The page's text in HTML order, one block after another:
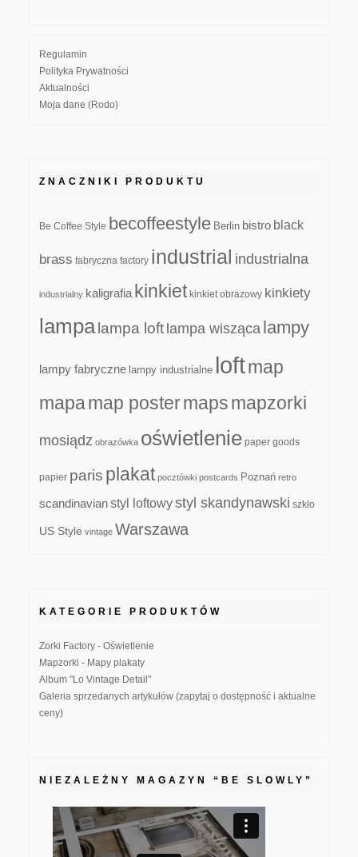
Regulamin
Polityka Prywatności
Aktualności
Moja dane (Rodo)
ZNACZNIKI PRODUKTU
Be Coffee Style becoffeestyle Berlin bistro black
brass fabryczna factory industrial industrialna
industrialny kaligrafia kinkiet kinkiet obrazowy kinkiety
lampa lampa loft lampa wisząca lampy
lampy fabryczne lampy industrialne loftmap
mapamap postermapsmapzorki
mosiądz obrazówka oświetlenie paper goods
papier paris plakat pocztówki postcards Poznań retro
scandinavianstyl loftowystyl skandynawski szkło
US Style vintage Warszawa
KATEGORIE PRODUKTÓW
Zorki Factory - Oświetlenie
Mapzorki - Mapy plakaty
Album "Lo Vintage Detail"
Galeria sprzedanych artykułów (zapytaj o dostępność i aktualne
ceny)
NIEZALEŻNY MAGAZYN “BE SLOWLY”